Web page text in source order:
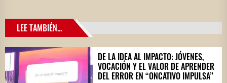
LEE TAMBIÉN...
DE LA IDEA AL IMPACTO: JÓVENES,
VOCACIÓN Y EL VALOR DE APRENDER
DEL ERROR EN “ONCATIVO IMPULSA”